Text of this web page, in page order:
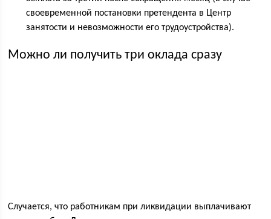
своевременной постановки претендента в Центр
занятости и невозможности его трудоустройства).
Можно ли получить три оклада сразу
Случается, что работникам при ликвидации выплачивают